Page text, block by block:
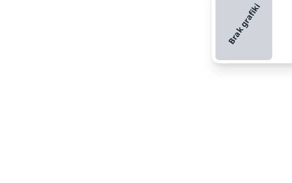
Brak grafiki